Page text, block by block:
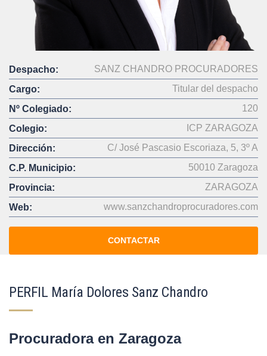
Despacho:
SANZ CHANDRO PROCURADORES
Cargo:
Titular del despacho
Nº Colegiado:
120
Colegio:
ICP ZARAGOZA
Dirección:
C/ José Pascasio Escoriaza, 5, 3º A
C.P. Municipio:
50010 Zaragoza
Provincia:
ZARAGOZA
Web:
www.sanzchandroprocuradores.com
CONTACTAR
PERFIL María Dolores Sanz Chandro
Procuradora en Zaragoza